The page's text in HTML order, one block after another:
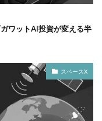
ワットAI投資が変える半
スペースX